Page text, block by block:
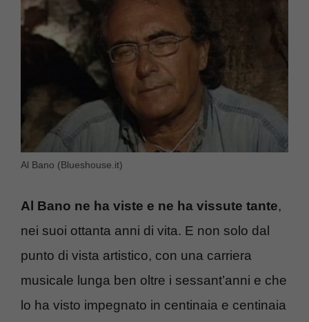
Al Bano (Blueshouse.it)
Al Bano ne ha viste e ne ha vissute tante,
nei suoi ottanta anni di vita. E non solo dal
punto di vista artistico, con una carriera
musicale lunga ben oltre i sessant’anni e che
lo ha visto impegnato in centinaia e centinaia